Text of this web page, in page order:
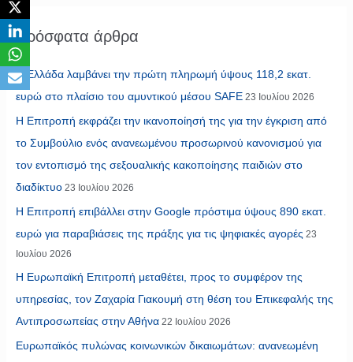
Πρόσφατα άρθρα
Η Ελλάδα λαμβάνει την πρώτη πληρωμή ύψους 118,2 εκατ.
ευρώ στο πλαίσιο του αμυντικού μέσου SAFE 23 Ιουλίου 2026
Η Επιτροπή εκφράζει την ικανοποίησή της για την έγκριση από
το Συμβούλιο ενός ανανεωμένου προσωρινού κανονισμού για
τον εντοπισμό της σεξουαλικής κακοποίησης παιδιών στο
διαδίκτυο 23 Ιουλίου 2026
Η Επιτροπή επιβάλλει στην Google πρόστιμα ύψους 890 εκατ.
ευρώ για παραβιάσεις της πράξης για τις ψηφιακές αγορές 23
Ιουλίου 2026
Η Ευρωπαϊκή Επιτροπή μεταθέτει, προς το συμφέρον της
υπηρεσίας, τον Ζαχαρία Γιακουμή στη θέση του Επικεφαλής της
Αντιπροσωπείας στην Αθήνα 22 Ιουλίου 2026
Ευρωπαϊκός πυλώνας κοινωνικών δικαιωμάτων: ανανεωμένη